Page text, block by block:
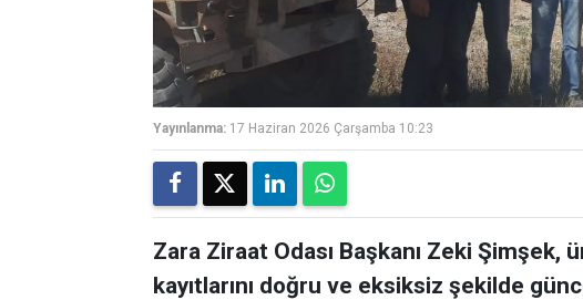
Yayınlanma: 17 Haziran 2026 Çarşamba 10:23
Zara Ziraat Odası Başkanı Zeki
kayıtlarını doğru ve eksiksiz şekilde